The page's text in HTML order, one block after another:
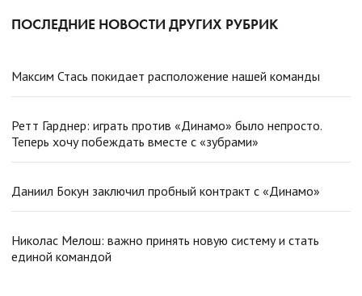
ПОСЛЕДНИЕ НОВОСТИ ДРУГИХ РУБРИК
Максим Стась покидает расположение нашей команды
Ретт Гарднер: играть против «Динамо» было непросто.
Теперь хочу побеждать вместе с «зубрами»
Даниил Бокун заключил пробный контракт с «Динамо»
Николас Мелош: важно принять новую систему и стать
единой командой